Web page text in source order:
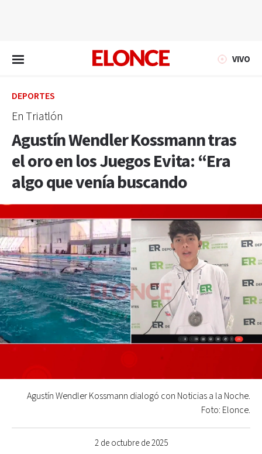
VIVO
DEPORTES
En Triatlón
Agustín Wendler Kossmann tras
el oro en los Juegos Evita: “Era
algo que venía buscando
2 de octubre de 2025
Agustín Wendler Kossmann dialogó con Noticias a la Noche.
Foto: Elonce.